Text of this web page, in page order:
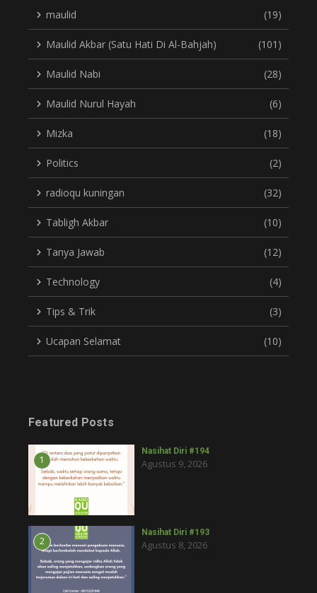
maulid (19)
Maulid Akbar (Satu Hati Di Al-Bahjah) (101)
Maulid Nabi (28)
Maulid Nurul Hayah (6)
Mizka (18)
Politics (2)
radioqu kuningan (32)
Tabligh Akbar (10)
Tanya Jawab (12)
Technology (4)
Tips & Trik (3)
Ucapan Selamat (10)
Featured Posts
1
Nasihat Diri #194
Agustus 9, 2026
2
Nasihat Diri #193
Agustus 8, 2026